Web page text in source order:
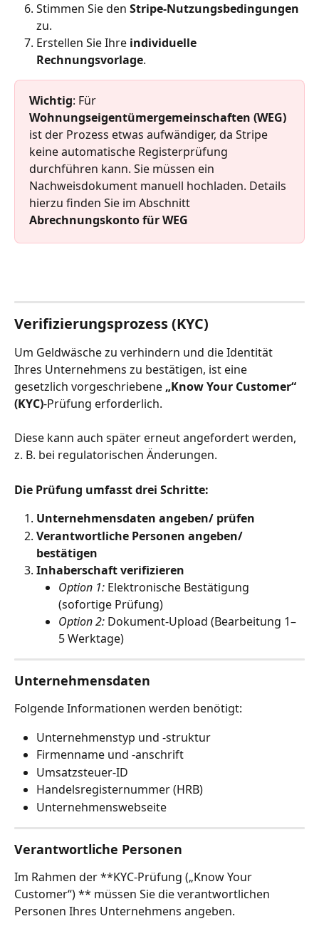
Stimmen Sie den Stripe‑Nutzungsbedingungen
zu.
Erstellen Sie Ihre individuelle
Rechnungsvorlage.
Wichtig: Für
Wohnungseigentümergemeinschaften (WEG)
ist der Prozess etwas aufwändiger, da Stripe
keine automatische Registerprüfung
durchführen kann. Sie müssen ein
Nachweisdokument manuell hochladen. Details
hierzu finden Sie im Abschnitt
Abrechnungskonto für WEG
Verifizierungsprozess (KYC)
Um Geldwäsche zu verhindern und die Identität
Ihres Unternehmens zu bestätigen, ist eine
gesetzlich vorgeschriebene „Know Your Customer“
(KYC)‑Prüfung erforderlich.
Diese kann auch später erneut angefordert werden,
z. B. bei regulatorischen Änderungen.
Die Prüfung umfasst drei Schritte:
Unternehmensdaten angeben/ prüfen
Verantwortliche Personen angeben/
bestätigen
Inhaberschaft verifizieren
Option 1: Elektronische Bestätigung
(sofortige Prüfung)
Option 2: Dokument‑Upload (Bearbeitung 1–
5 Werktage)
Unternehmensdaten
Folgende Informationen werden benötigt:
Unternehmenstyp und -struktur
Firmenname und ‑anschrift
Umsatzsteuer‑ID
Handelsregisternummer (HRB)
Unternehmenswebseite
Verantwortliche Personen
Im Rahmen der **KYC‑Prüfung („Know Your
Customer“) ** müssen Sie die verantwortlichen
Personen Ihres Unternehmens angeben.